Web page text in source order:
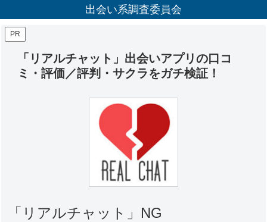
出会い系調査委員会
PR
「リアルチャット」出会いアプリの口コ
ミ・評価／評判・サクラをガチ検証！
「リアルチャット」NG